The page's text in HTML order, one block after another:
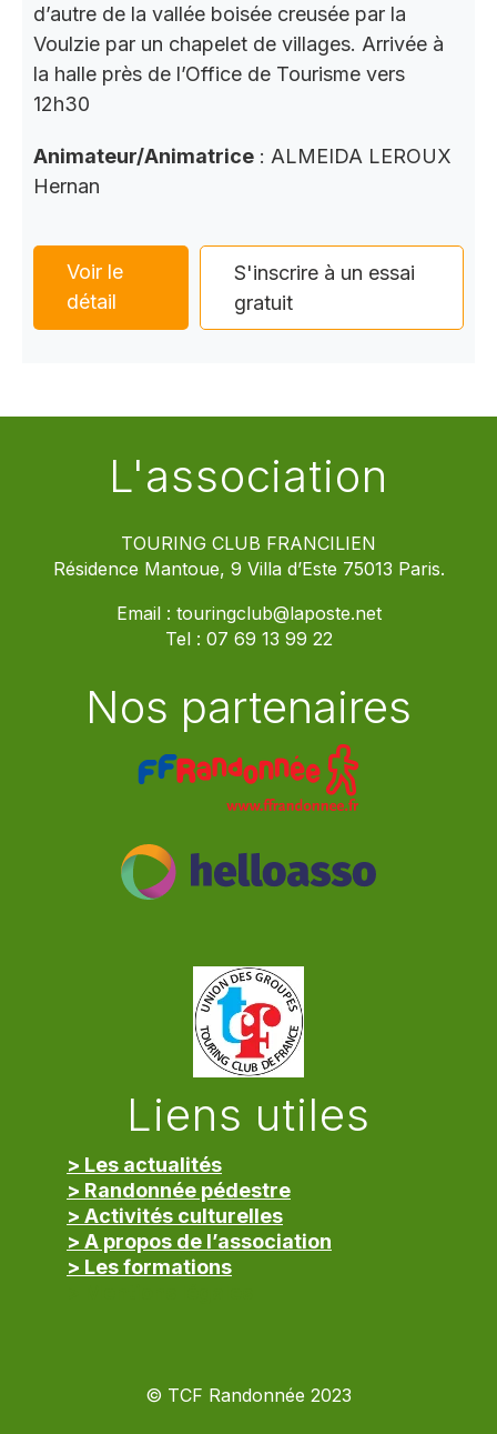
d’autre de la vallée boisée creusée par la
Voulzie par un chapelet de villages. Arrivée à
la halle près de l’Office de Tourisme vers
12h30
Animateur/Animatrice : ALMEIDA LEROUX
Hernan
Voir le
détail
S'inscrire à un essai
gratuit
L'association
TOURING CLUB FRANCILIEN
Résidence Mantoue, 9 Villa d’Este 75013 Paris.
Email : touringclub@laposte.net
Tel : 07 69 13 99 22
Nos partenaires
Liens utiles
> Les actualités
> Randonnée pédestre
> Activités culturelles
> A propos de l’association
> Les formations
© TCF Randonnée 2023